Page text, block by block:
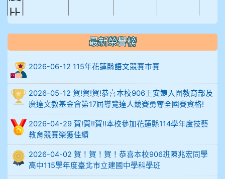
比
例
906陳兆宏 5A10+ 作文5
912余 嘉 5A10+
914謝佩臻 5A10+
902蘇奕愷
903陳品帆
904彭子庭
最新榮譽榜
2026-06-12 115年花蓮縣語文競賽市賽
2026-05-12 賀!賀!賀!恭喜本校906王安婕入圍教育部及
廣達文教基金會第17屆導覽達人競賽勇奪全國賽資格!
2026-04-29 賀!賀!!賀!!本校參加花蓮縣114學年度技藝
教育競賽榮獲佳績
2026-04-02 賀！賀！賀！恭喜本校906班陳兆宏同學
高中115學年度臺北市立建國中學科學班